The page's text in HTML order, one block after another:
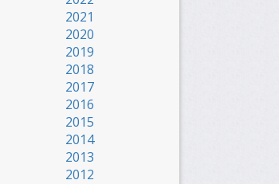
2021
2020
2019
2018
2017
2016
2015
2014
2013
2012